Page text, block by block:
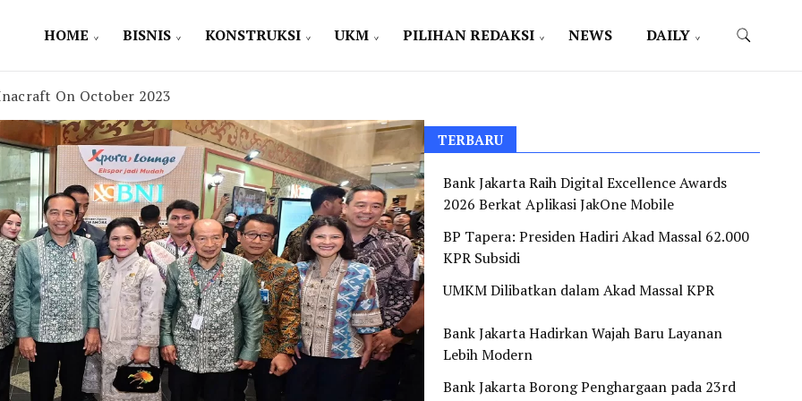
HOME BISNIS KONSTRUKSI UKM PILIHAN REDAKSI NEWS DAILY
On October 2023
TERBARU
Bank Jakarta Raih Digital Excellence Awards
2026 Berkat Aplikasi JakOne Mobile
BP Tapera: Presiden Hadiri Akad Massal 62.000
KPR Subsidi
UMKM Dilibatkan dalam Akad Massal KPR
Bank Jakarta Hadirkan Wajah Baru Layanan
Lebih Modern
Bank Jakarta Borong Penghargaan pada 23rd